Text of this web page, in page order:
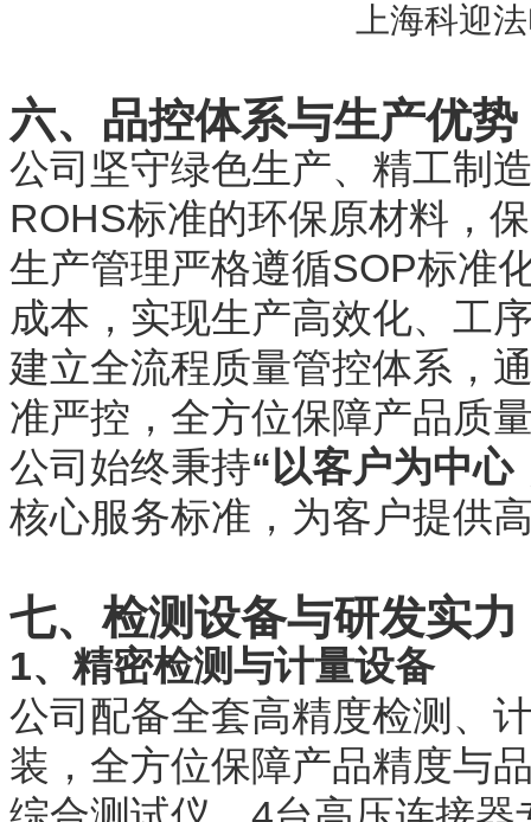
上海科迎
六、品控体系与生产优势
公司坚守绿色生产、精工制
ROHS标准的环保原材料，
生产管理严格遵循SOP标准
成本，实现生产高效化、工
建立全流程质量管控体系，
准严控，全方位保障产品质
公司始终秉持“以客户为中心
核心服务标准，为客户提供
七、检测设备与研发实力
1、精密检测与计量设备
公司配备全套高精度检测、
装，全方位保障产品精度与